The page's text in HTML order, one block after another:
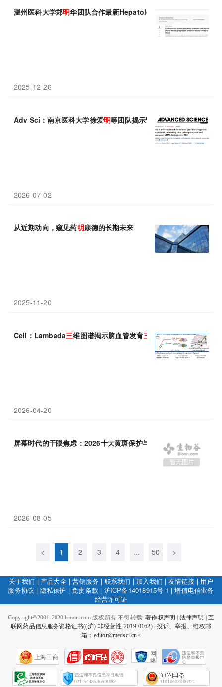
温州医科大学郑明华团队合作最新Hepatology
2025-12-26
Adv Sci：南京医科大学徐爱明等团队揭示肾癌舒尼替尼耐药新机
2026-07-02
从近期动向，窥见药明康德的长期未来
2025-11-20
Cell：Lambada三维图谱揭示脑血管发育三 阶段——从均匀扩张
2026-04-20
屏幕时代的干眼焦虑：2026十大黄斑保护与飞蚊改善产品榜单，吉
2026-08-05
< 1 2 3 4 ... 50 >
关于我们 | 产品大全|营销服务 | 联系我们 | 加入我们 | 友情链接 | 用户
服务协议 | 隐私保护 |免责条款 | 沪ICP备14018915号-1 |增值电信业务
经营许可证
Copyright©2001-2020 bioon.com 版权所有 不得转载.著作权声明 法律声明
互
联网药品信息服务资格证书((沪)-非经营性-2019-0162)|投诉、举报、维权邮
箱：editor@medsci.cn<
上海工商
网
络
会
征
021-54485309-8082 31010402000321